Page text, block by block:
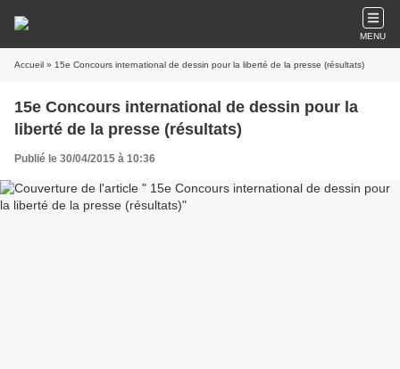
MENU
Accueil » 15e Concours international de dessin pour la liberté de la presse (résultats)
15e Concours international de dessin pour la
liberté de la presse (résultats)
Publié le 30/04/2015 à 10:36